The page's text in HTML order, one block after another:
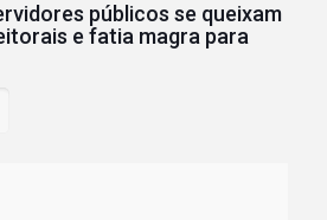
públicos se queixam
e fatia magra para